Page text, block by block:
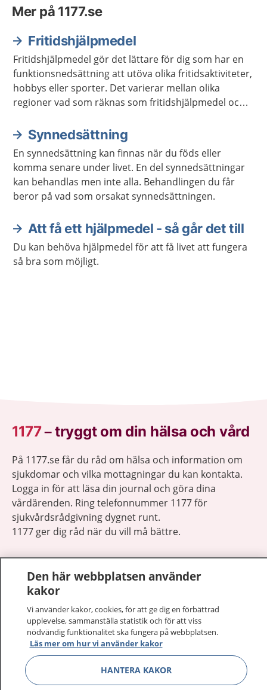
Mer på 1177.se
Fritidshjälpmedel
Fritidshjälpmedel gör det lättare för dig som har en
funktionsnedsättning att utöva olika fritidsaktiviteter,
hobbys eller sporter. Det varierar mellan olika
regioner vad som räknas som fritidshjälpmedel och
Synnedsättning
En synnedsättning kan finnas när du föds eller
komma senare under livet. En del synnedsättningar
kan behandlas men inte alla. Behandlingen du får
beror på vad som orsakat synnedsättningen.
Att få ett hjälpmedel - så går det till
Du kan behöva hjälpmedel för att få livet att fungera
så bra som möjligt.
1177–tryggt om din hälsa och vård
På 1177.se får du råd om hälsa och information om
sjukdomar och vilka mottagningar du kan kontakta.
Logga in för att läsa din journal och göra dina
vårdärenden. Ring telefonnummer 1177 för
sjukvårdsrådgivning dygnet runt.
1177 ger dig råd när du vill må bättre.
1177 på flera språk
Om 1177
Kontakt Visa
Den här webbplatsen använder
kakor
Vi använder kakor, cookies, för att ge dig en förbättrad
upplevelse, sammanställa statistik och för att viss
nödvändig funktionalitet ska fungera på webbplatsen.
Läs mer om hur vi använder kakor
HANTERA KAKOR